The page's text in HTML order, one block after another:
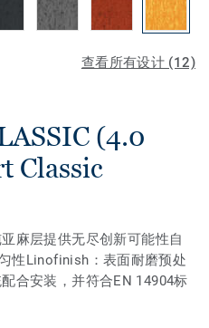
查看所有设计 (12)
(4.0
Classic
麻层提供无尽创新可能性自
性Linofinish：表面耐磨预处
合安装，并符合EN 14904标